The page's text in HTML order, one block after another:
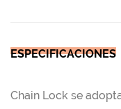
ESPECIFICACIONES
Chain Lock se